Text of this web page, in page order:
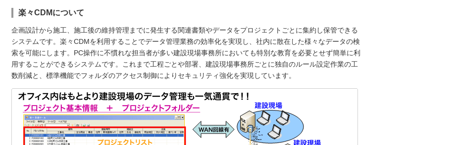
楽々CDMについて
企画設計から施工、施工後の維持管理までに発生する関連書類やデータをプロジェクトごとに集約し保管できる
システムです。楽々CDMを利用することでデータ管理業務の効率化を実現し、社内に散在した様々なデータの検
索を可能にします。PC操作に不慣れな担当者が多い建設現場事務所においても特別な教育を必要とせず簡単に利
用することができるシステムです。これまで工程ごとや部署、建設現場事務所ごとに独自のルール設定作業の工
数削減と、標準機能でフォルダのアクセス制御によりセキュリティ強化を実現しています。